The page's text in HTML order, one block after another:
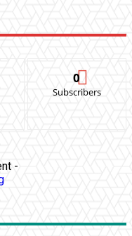
0
Subscribers
-